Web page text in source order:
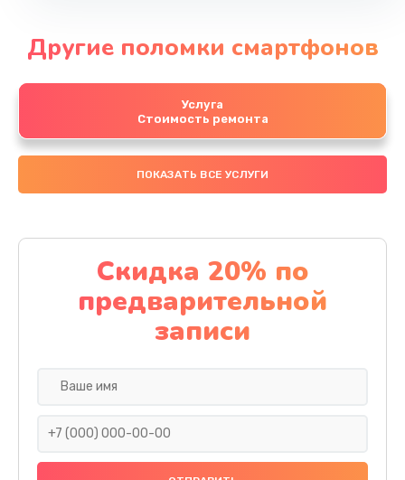
Другие поломки смартфонов
Услуга
Стоимость ремонта
ПОКАЗАТЬ ВСЕ УСЛУГИ
Скидка 20% по
предварительной
записи